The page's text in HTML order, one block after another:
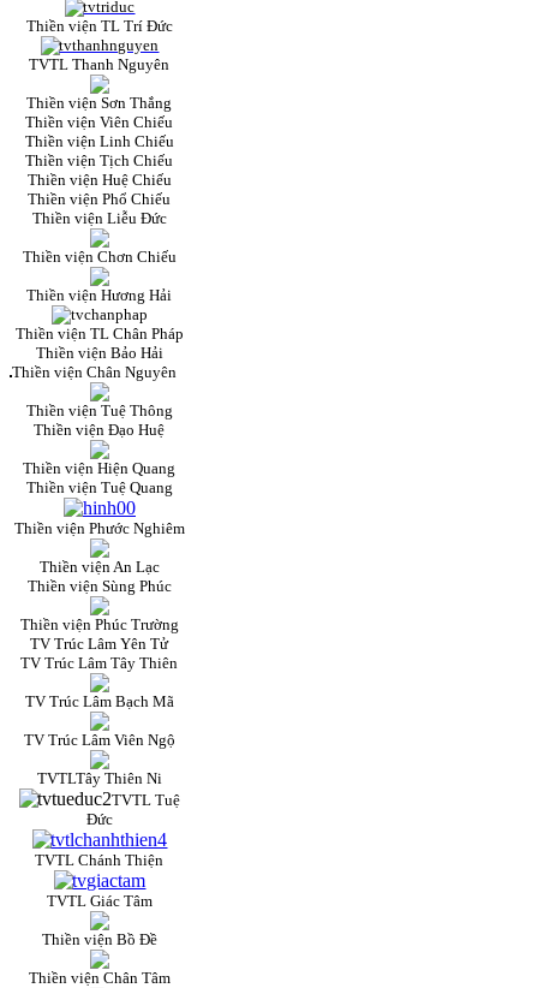
Thiền viện TL Trí Đức
TVTL Thanh Nguyên
Thiền viện Sơn Thắng
Thiền viện Viên Chiếu
Thiền viện Linh Chiếu
Thiền viện Tịch Chiếu
Thiền viện Huệ Chiếu
Thiền viện Phổ Chiếu
Thiền viện Liễu Đức
Thiền viện Chơn Chiếu
Thiền viện Hương Hải
Thiền viện TL Chân Pháp
Thiền viện Bảo Hải
Thiền viện Chân Nguyên
Thiền viện Tuệ Thông
Thiền viện Đạo Huệ
Thiền viện Hiện Quang
Thiền viện Tuệ Quang
Thiền viện Phước Nghiêm
Thiền viện An Lạc
Thiền viện Sùng Phúc
Thiền viện Phúc Trường
TV Trúc Lâm Yên Tử
TV Trúc Lâm Tây Thiên
TV Trúc Lâm Bạch Mã
TV Trúc Lâm Viên Ngộ
TVTLTây Thiên Ni
TVTL Tuệ
Đức
TVTL Chánh Thiện
TVTL Giác Tâm
Thiền viện Bồ Đề
Thiền viện Chân Tâm